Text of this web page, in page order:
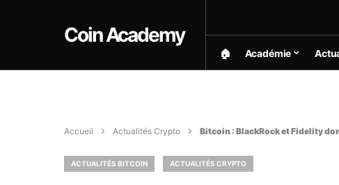
Coin Academy
🏠︎ Académie
Accueil Actualités Crypto Bitcoin : BlackRock et Fidelity
ACTUALITÉS BITCOIN ACTUALITÉS CRYPTO